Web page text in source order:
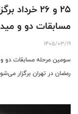
۲۵ و ۲۶
مسابقات دو و
1405/03/19
سومین مرحله مسابقات دو
رمضان در تهران برگزار